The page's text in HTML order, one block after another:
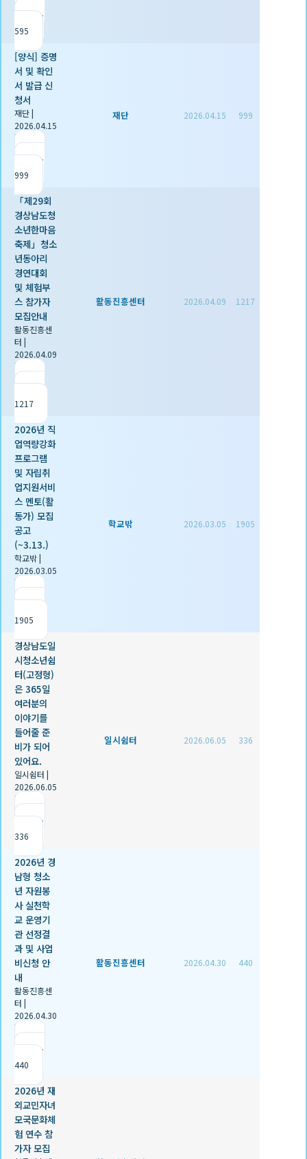
조회
595
[양식] 증명
서 및 확인
서 발급 신
청서
재단|
2026.04.15
|
조회
999
재단 2026.04.15 999
「제29회
경상남도청
소년한마음
축제」청소
년동아리
경연대회
및 체험부
스 참가자
모집안내
활동진흥센
터 |
2026.04.09
|
1217
활동진흥센터 2026.04.09 1217
2026년 직
업역량강화
프로그램
및 자립취
업지원서비
스 멘토(활
동가) 모집
공고
(~3.13.)
학교밖|
2026.03.05
|
1905
학교밖 2026.03.05 1905
경상남도일
시청소년쉼
터(고정형)
은 365일
여러분의
이야기를
들어줄 준
비가 되어
있어요.
일시쉼터 |
2026.06.05
|
조회
336
일시쉼터 2026.06.05 336
2026년 경
남형 청소
년 자원봉
사 실천학
교 운영기
관 선정결
과 및 사업
비신청 안
내
활동진흥센
터 |
2026.04.30
|
조회
440
활동진흥센터 2026.04.30 440
2026년 재
외교민자녀
모국문화체
험 연수 참
가자 모집